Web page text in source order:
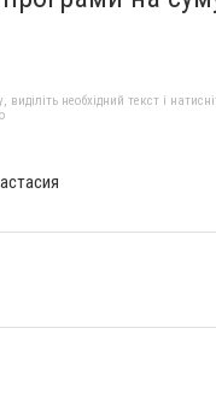
необхідний текст і